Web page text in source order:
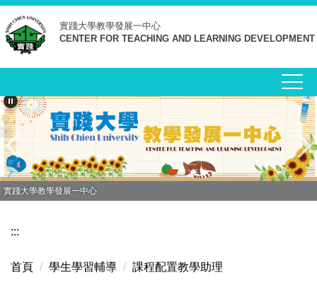
跳
到
主
要
容
區
實踐大學教學發展一中心
CENTER FOR TEACHING AND LEARNING DEVELOPMENT
實踐大學教學發展一中心
:::
首頁 學生學習輔導 課程配置教學助理